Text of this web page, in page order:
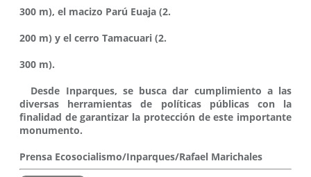
300 m), el macizo Parú Euaja (2.
200 m) y el cerro Tamacuari (2.
300 m).
Desde Inparques, se busca dar cumplimiento a las
diversas herramientas de políticas públicas con la
finalidad de garantizar la protección de este importante
monumento.
Prensa Ecosocialismo/Inparques/Rafael Marichales